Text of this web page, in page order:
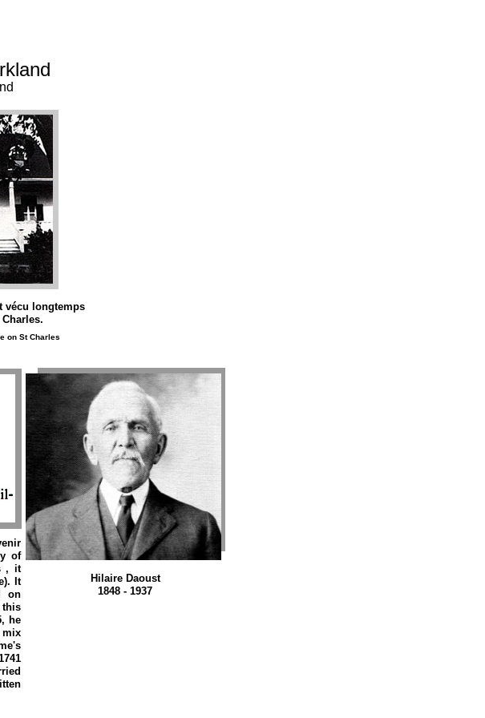
vécu longtemps
of
, it
It
on
this
he
Hilaire Daoust
1848 - 1937
on St Charles